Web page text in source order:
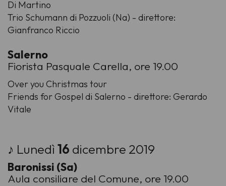
Di Martino
Trio Schumann di Pozzuoli (Na) - direttore:
Gianfranco Riccio
Salerno
Fiorista Pasquale Carella, ore 19.00
Over you Christmas tour
Friends for Gospel di Salerno - direttore: Gerardo
Vitale
♪ Lunedì16 dicembre 2019
Baronissi (Sa)
Aula consiliare del Comune, ore 19.00